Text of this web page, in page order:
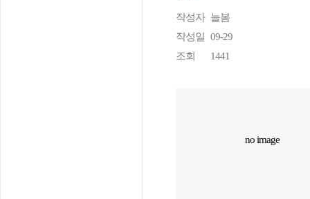
작성자 늘봄
작성일 09-29
조회
1441
no image